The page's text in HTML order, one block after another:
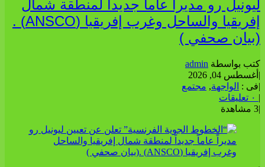
ليونيل رو مديراً عاماً جديداً لمنطقة شمال
إفريقيا والساحل وغرب إفريقيا (ANSCO) .
(بيان صحفي )
كتب بواسطة admin
| أغسطس 04, 2026
|فى : الواجهة, مجتمع
|
|3 مشاهدة